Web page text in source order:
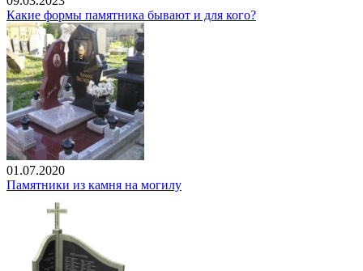
Какие формы памятника бывают и для кого?
01.07.2020
Памятники из камня на могилу